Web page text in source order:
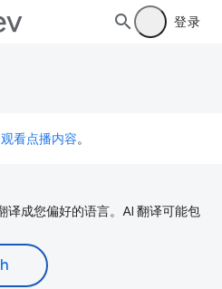
登录
观看点播内容。
译成您偏好的语言。AI 翻译可能包